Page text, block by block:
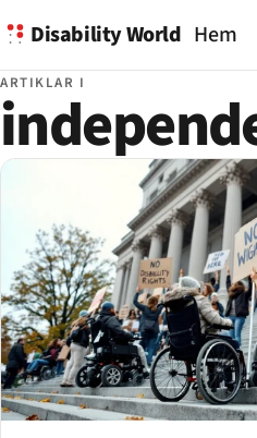
Disability World Hem
ARTIKLAR I